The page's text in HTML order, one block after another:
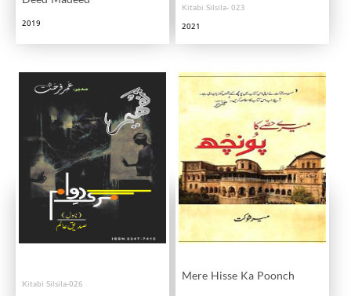
2019
Kitabi Silsila- 023
2021
Kitabi Silsila-026
Mere Hisse Ka Poonch